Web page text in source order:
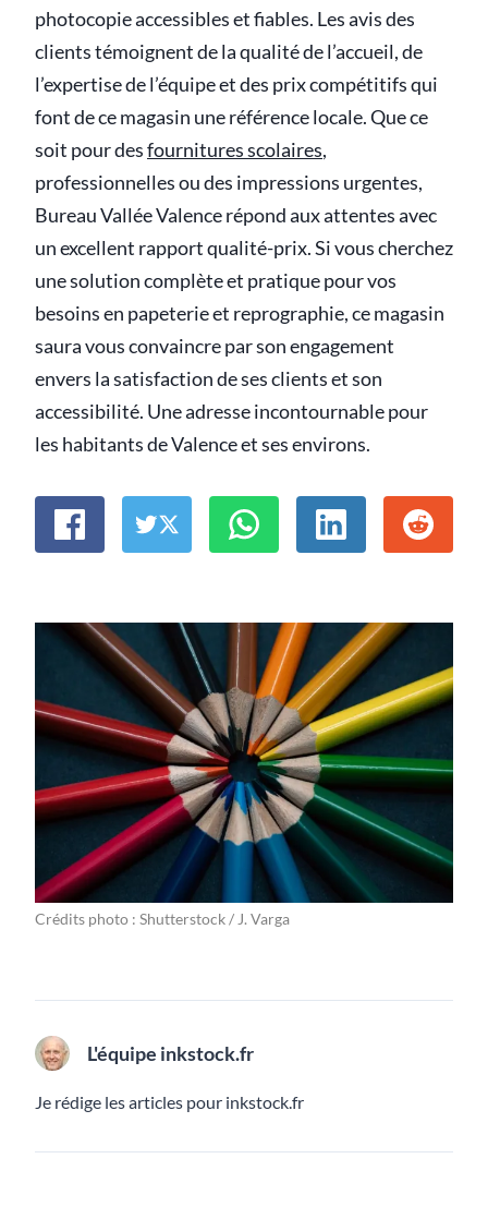
photocopie accessibles et fiables. Les avis des
clients témoignent de la qualité de l’accueil, de
l’expertise de l’équipe et des prix compétitifs qui
font de ce magasin une référence locale. Que ce
soit pour desfournitures scolaires,
professionnelles ou des impressions urgentes,
Bureau Vallée Valence répond aux attentes avec
un excellent rapport qualité-prix. Si vous cherchez
une solution complète et pratique pour vos
besoins en papeterie et reprographie, ce magasin
saura vous convaincre par son engagement
envers la satisfaction de ses clients et son
accessibilité. Une adresse incontournable pour
les habitants de Valence et ses environs.
Crédits photo : Shutterstock / J. Varga
L'équipe inkstock.fr
Je rédige les articles pour inkstock.fr